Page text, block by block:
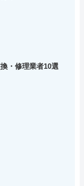
・修理業者10選